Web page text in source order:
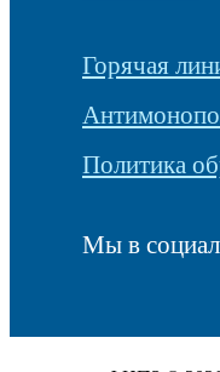
Горячая
Политика
Мы в